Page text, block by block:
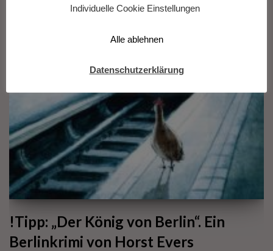
!Tipp: „Der König von Berlin“. Ein
Berlinkrimi von Horst Evers
Individuelle Cookie Einstellungen
Alle ablehnen
Datenschutzerklärung